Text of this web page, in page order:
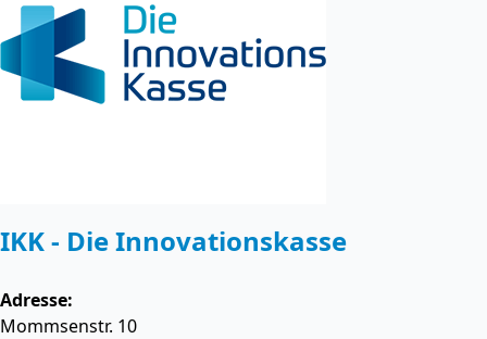
IKK - Die Innovationskasse
Adresse:
Mommsenstr. 10